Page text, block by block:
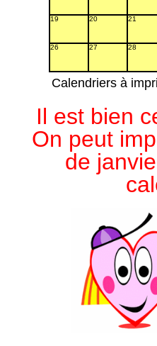
19 20 21
26 27 28
Calendriers à
Il est bien
On peut
de